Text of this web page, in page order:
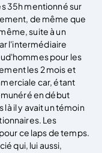
35h mentionné sur
de même que
suite à un
l'intermédiaire
pour les
les 2 mois et
car, étant
en début
il y avait un témoin
Les
ce laps de temps.
qui, lui aussi,